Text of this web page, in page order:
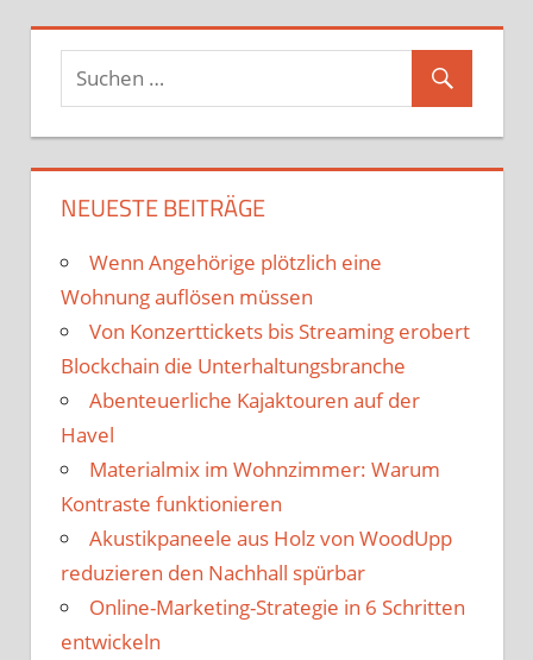
NEUESTE BEITRÄGE
Wenn Angehörige plötzlich eine
Wohnung auflösen müssen
Von Konzerttickets bis Streaming erobert
Blockchain die Unterhaltungsbranche
Abenteuerliche Kajaktouren auf der
Havel
Materialmix im Wohnzimmer: Warum
Kontraste funktionieren
Akustikpaneele aus Holz von WoodUpp
reduzieren den Nachhall spürbar
Online-Marketing-Strategie in 6 Schritten
entwickeln